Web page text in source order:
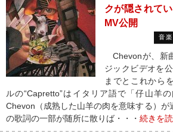
クが隠されて
MV公開
音
Chevonが、新
ジックビデオを
までとこれから
ルの“Capretto”はイタリア語で「仔山羊
Chevon（成熟した山羊の肉を意味する）が
の歌詞の一部が随所に散りば・・・ 続きを